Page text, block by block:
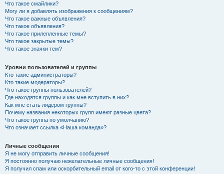
Что такое смайлики?
Могу ли я добавлять изображения к сообщениям?
Что такое важные объявления?
Что такое объявления?
Что такое прилепленные темы?
Что такое закрытые темы?
Что такое значки тем?
Уровни пользователей и группы
Кто такие администраторы?
Кто такие модераторы?
Что такое группы пользователей?
Где находятся группы и как мне вступить в них?
Как мне стать лидером группы?
Почему названия некоторых групп имеют разные цвета?
Что такое группа по умолчанию?
Что означает ссылка «Наша команда»?
Личные сообщения
Я не могу отправить личные сообщения!
Я постоянно получаю нежелательные личные сообщения!
Я получил спам или оскорбительный email от кого-то с этой конференции!